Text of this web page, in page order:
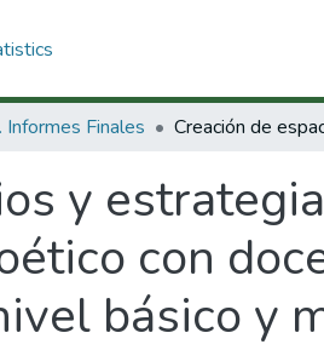
Informes Finales
y
con
básico y